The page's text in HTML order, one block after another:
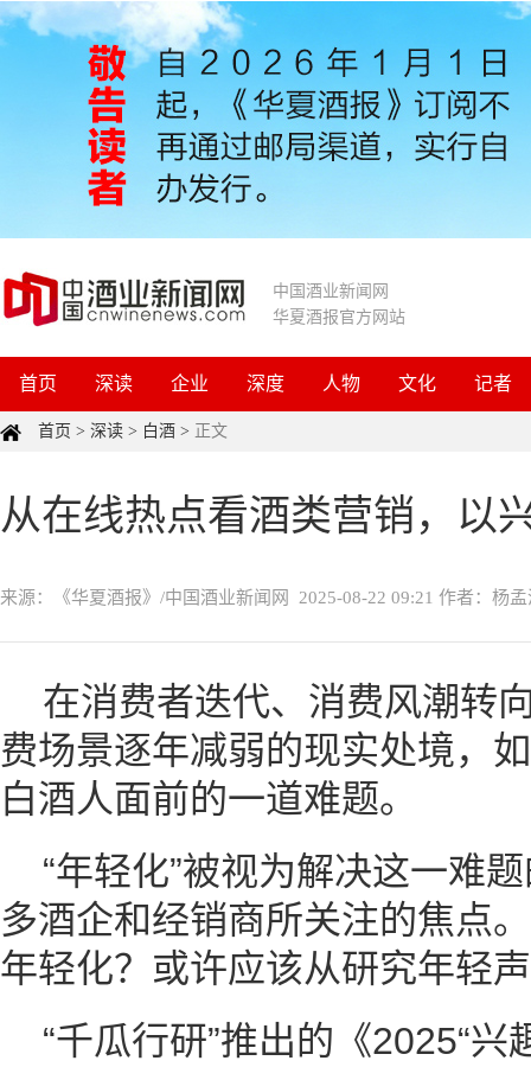
中国酒业新闻网
华夏酒报官方网站
首页 深读 企业 深度 人物 文化 记者
首页 > 深读 > 白酒 > 正文
从在线热点看酒类营销，以
来源：《华夏酒报》/中国酒业新闻网 2025-08-22 09:21 作者：杨孟
在消费者迭代、消费风潮转
费场景逐年减弱的现实处境，
白酒人面前的一道难题。
“年轻化”被视为解决这一难
多酒企和经销商所关注的焦点
年轻化？或许应该从研究年轻
“千瓜行研”推出的《2025“兴